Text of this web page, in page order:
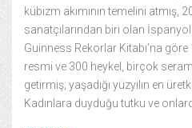
kübizm akımının temelini atmış,
sanatçılarından biri olan İspanyol
Guinness Rekorlar Kitabı’na
resmi ve 300 heykel, birçok
getirmiş; yaşadığı yüzyılın en
Kadınlara duyduğu tutku ve